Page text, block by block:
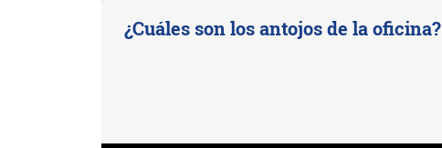
¿Cuáles son los antojos de la oficina?